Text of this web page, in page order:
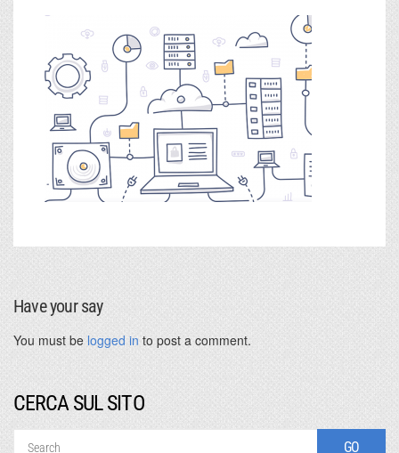
Have your say
You must be logged in to post a comment.
CERCA SUL SITO